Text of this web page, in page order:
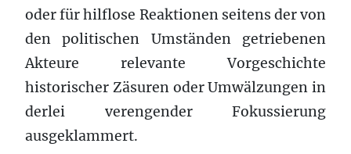
oder für hilflose Reaktionen seitens der von
den politischen Umständen getriebenen
Akteure relevante Vorgeschichte
historischer Zäsuren oder Umwälzungen in
derlei verengender Fokussierung
ausgeklammert.